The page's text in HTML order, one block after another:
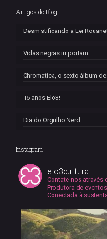
Artigos do Blog
Desmistificando a Lei
Vidas negras importam
Chromatica, o sexto álbum de
16 anos Elo3!
Dia do Orgulho Nerd
Instagram
elo3cultura
Contate-nos através
Produtora de eventos
Conectada à